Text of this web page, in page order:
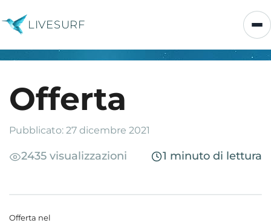
LIVESURF
Offerta
Pubblicato: 27 dicembre 2021
2435 visualizzazioni 1 minuto di lettura
Offerta nel